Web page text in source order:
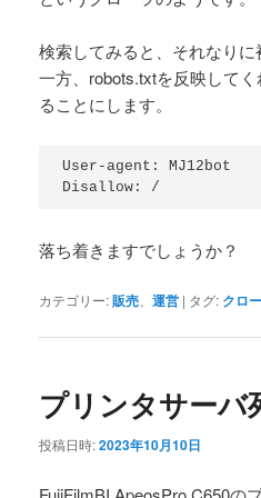
検索してみると、それなり
一方、robots.txtを反映して
ることにします。
User-agent: MJ12bot
落ち着きますでしょうか？
カテゴリー:販売 運営 | タグ: クロ
プリンタサーバ
投稿日時:2023年10月10日